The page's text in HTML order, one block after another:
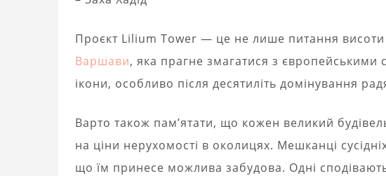
Проєкт Lilium Tower — це не лише питання висоти
Варшави, яка прагне змагатися з європейськими
ікони, особливо після десятиліть домінування
Варто також пам’ятати, що кожен великий
на ціни нерухомості в околицях. Мешканці
що їм принесе можлива забудова. Одні